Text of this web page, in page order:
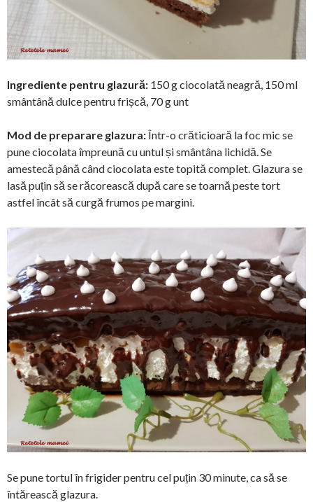
Ingrediente pentru glazură: 150 g ciocolată neagră, 150 ml
smântână dulce pentru frișcă, 70 g unt
Mod de preparare glazura:Într-o crăticioară la foc mic se
pune ciocolata împreună cu untul și smântâna lichidă. Se
amestecă până când ciocolata este topită complet. Glazura se
lasă puțin să se răcorească după care se toarnă peste tort
astfel încât să curgă frumos pe margini.
Se pune tortul în frigider pentru cel puțin 30 minute, ca să se
întărească glazura.